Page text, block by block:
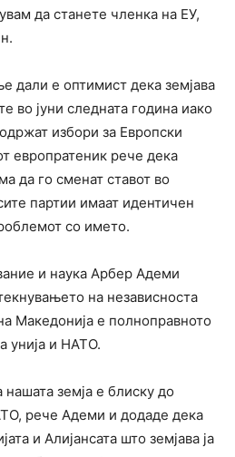
да станете членка на ЕУ,
дали е оптимист дека земјава
во јуни следната година иако
избори за Европски
европратеник рече дека
да го сменат ставот во
партии имаат идентичен
со името.
и наука Арбер Адеми
на независноста
Македонија е полноправното
унија и НАТО.
земја е блиску до
рече Адеми и додаде дека
и Алијансата што земјава ја